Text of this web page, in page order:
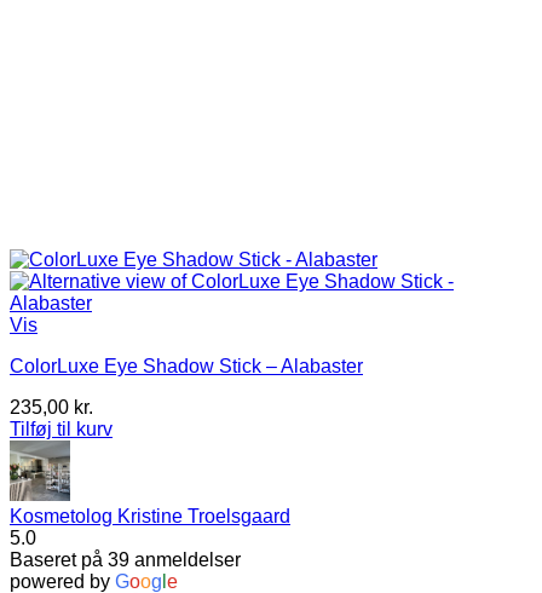
Vis
ColorLuxe Eye Shadow Stick – Alabaster
235,00 kr.
Tilføj til kurv
Kosmetolog Kristine Troelsgaard
5.0
Baseret på 39 anmeldelser
powered by Goog e